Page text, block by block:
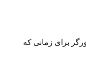
برای زمانی که